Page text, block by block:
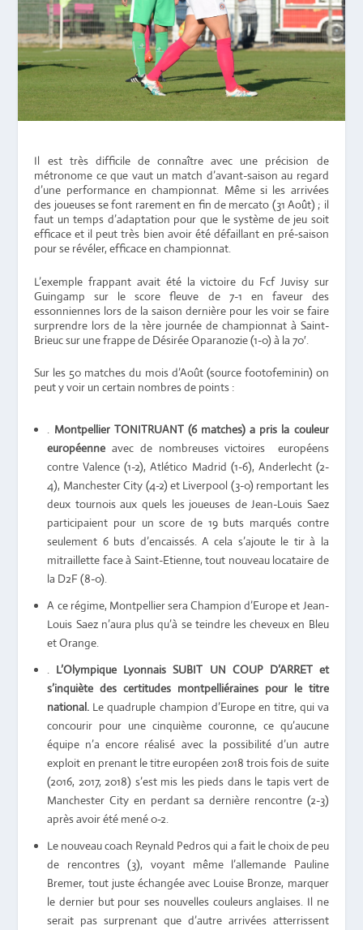
Il est très difficile de connaître avec une précision de
métronome ce que vaut un match d’avant-saison au regard
d’une performance en championnat. Même si les arrivées
des joueuses se font rarement en fin de mercato (31 Août) ; il
faut un temps d’adaptation pour que le système de jeu soit
efficace et il peut très bien avoir été défaillant en pré-saison
pour se révéler, efficace en championnat.
L’exemple frappant avait été la victoire du Fcf Juvisy sur
Guingamp sur le score fleuve de 7-1 en faveur des
essonniennes lors de la saison dernière pour les voir se faire
surprendre lors de la 1ère journée de championnat à Saint-
Brieuc sur une frappe de Désirée Oparanozie (1-0) à la 70′.
Sur les 50 matches du mois d’Août (source footofeminin) on
peut y voir un certain nombres de points :
. Montpellier TONITRUANT (6 matches) a pris la couleur
européenne avec de nombreuses victoires européens
contre Valence (1-2), Atlético Madrid (1-6), Anderlecht (2-
4), Manchester City (4-2) et Liverpool (3-0) remportant les
deux tournois aux quels les joueuses de Jean-Louis Saez
participaient pour un score de 19 buts marqués contre
seulement 6 buts d’encaissés. A cela s’ajoute le tir à la
mitraillette face à Saint-Etienne, tout nouveau locataire de
la D2F (8-0).
A ce régime, Montpellier sera Champion d’Europe et Jean-
Louis Saez n’aura plus qu’à se teindre les cheveux en Bleu
et Orange.
. L’Olympique Lyonnais SUBIT UN COUP D’ARRET et
s’inquiète des certitudes montpelliéraines pour le titre
national. Le quadruple champion d’Europe en titre, qui va
concourir pour une cinquième couronne, ce qu’aucune
équipe n’a encore réalisé avec la possibilité d’un autre
exploit en prenant le titre européen 2018 trois fois de suite
(2016, 2017, 2018) s’est mis les pieds dans le tapis vert de
Manchester City en perdant sa dernière rencontre (2-3)
après avoir été mené 0-2.
Le nouveau coach Reynald Pedros qui a fait le choix de peu
de rencontres (3), voyant même l’allemande Pauline
Bremer, tout juste échangée avec Louise Bronze, marquer
le dernier but pour ses nouvelles couleurs anglaises. Il ne
serait pas surprenant que d’autre arrivées atterrissent